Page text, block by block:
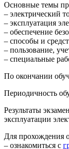
Основные темы
– электрический
– эксплуатация
– обеспечение
– способы и
– пользование,
– специальные
По окончании
Периодичность
Результаты
эксплуатации
Для прохождения
– ознакомиться с